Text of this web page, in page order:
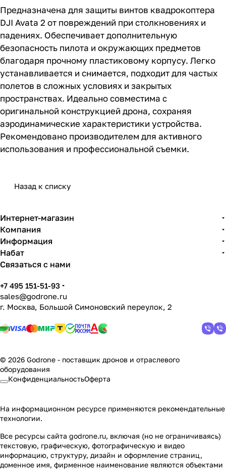
Предназначена для защиты винтов квадрокоптера
DJI Avata 2 от повреждений при столкновениях и
падениях. Обеспечивает дополнительную
безопасность пилота и окружающих предметов
благодаря прочному пластиковому корпусу. Легко
устанавливается и снимается, подходит для частых
полетов в сложных условиях и закрытых
пространствах. Идеально совместима с
оригинальной конструкцией дрона, сохраняя
аэродинамические характеристики устройства.
Рекомендовано производителем для активного
использования и профессиональной съемки.
Назад к списку
Интернет-магазин
Компания
Информация
Набат
Связаться с нами
+7 495 151-51-93
sales@godrone.ru
г. Москва, Большой Симоновский переулок, 2
© 2026 Godrone - поставщик дронов и отраслевого
оборудования
КонфиденциальностьОферта
На информационном ресурсе применяются рекомендательные
технологии.
Все ресурсы сайта godrone.ru, включая (но не ограничиваясь)
текстовую, графическую, фотографическую и видео
информацию, структуру, дизайн и оформление страниц,
доменное имя, фирменное наименование являются объектами